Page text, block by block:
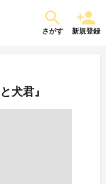
さがす 新規登録
犬君』